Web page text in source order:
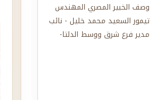
وصف الخبير المصري المهندس
تيمور السعيد محمد خليل - نائب
مدير فرع شرق ووسط الدلتا-